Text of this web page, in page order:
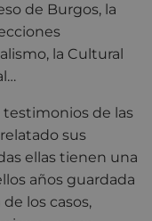
de Burgos, la
la Cultural
testimonios de las
sus
ellas tienen una
años guardada
los casos,